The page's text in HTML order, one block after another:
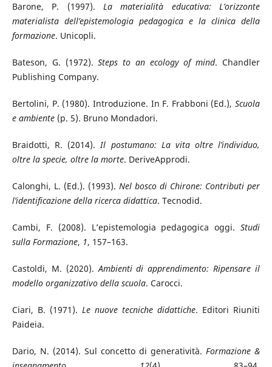
Barone, P. (1997). La materialità educativa: L’orizzonte
materialista dell’epistemologia pedagogica e la clinica della
formazione. Unicopli.
Bateson, G. (1972).Steps to an ecology of mind. Chandler
Publishing Company.
Bertolini, P. (1980). Introduzione. In F. Frabboni (Ed.),Scuola
e ambiente(p. 5). Bruno Mondadori.
Braidotti, R. (2014).Il postumano: La vita oltre l’individuo,
oltre la specie, oltre la morte. DeriveApprodi.
Calonghi, L. (Ed.). (1993). Nel bosco di Chirone: Contributi per
l’identificazione della ricerca didattica. Tecnodid.
Cambi, F. (2008). L’epistemologia pedagogica oggi.Studi
sulla Formazione, 1, 157–163.
Castoldi, M. (2020).Ambienti di apprendimento: Ripensare il
modello organizzativo della scuola. Carocci.
Ciari, B. (1971). Le nuove tecniche didattiche. Editori Riuniti
Paideia.
Dario, N. (2014). Sul concetto di generatività.Formazione &